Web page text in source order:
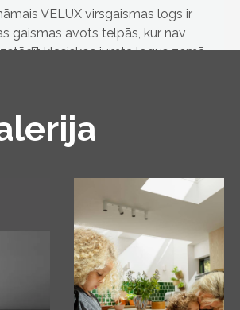
VELUX virsgaismas logs ir
gaismas avots telpās, kur nav
klasiskos jumta logus zemā